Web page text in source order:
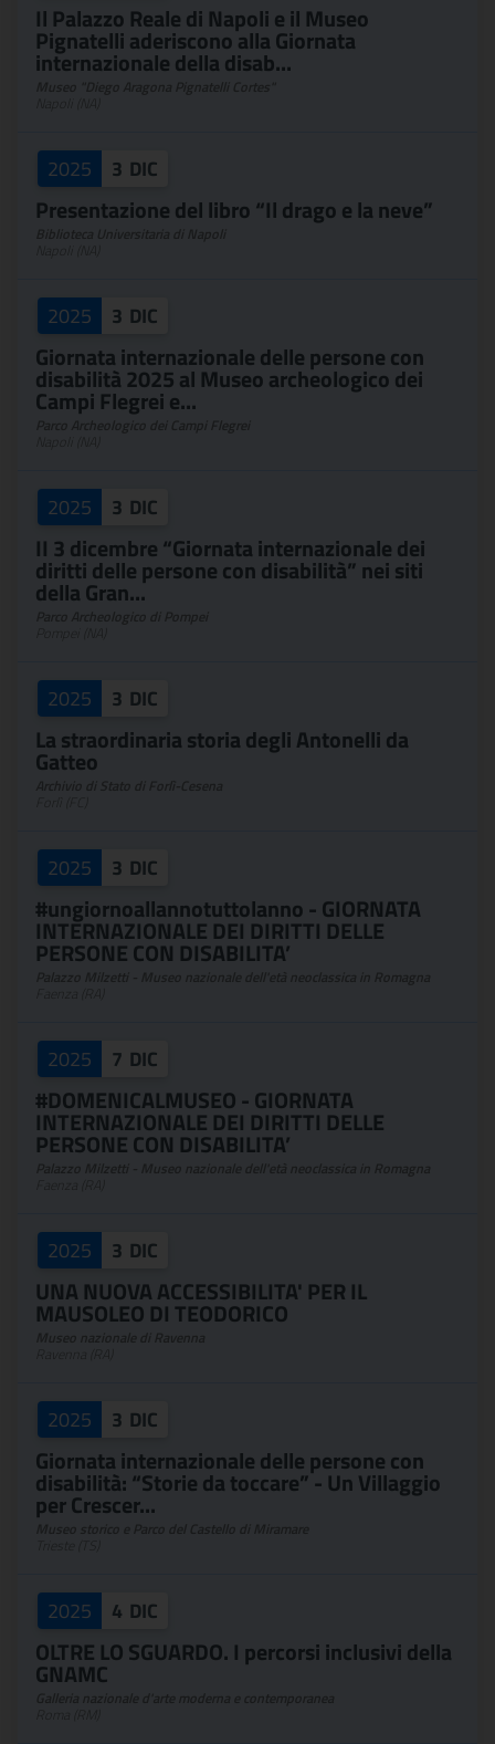
Il Palazzo Reale di Napoli e il Museo
Pignatelli aderiscono alla Giornata
internazionale della disab...
2025 3 DIC
Presentazione del libro “Il drago e la neve”
2025 3 DIC
Giornata internazionale delle persone con
disabilità 2025 al Museo archeologico dei
Campi Flegrei e...
2025 3 DIC
II 3 dicembre “Giornata internazionale dei
diritti delle persone con disabilità” nei siti
della Gran...
2025 3 DIC
La straordinaria storia degli Antonelli da
Gatteo
2025 3 DIC
#ungiornoallannotuttolanno - GIORNATA
INTERNAZIONALE DEI DIRITTI DELLE
PERSONE CON DISABILITA’
2025 7 DIC
#DOMENICALMUSEO - GIORNATA
INTERNAZIONALE DEI DIRITTI DELLE
PERSONE CON DISABILITA’
2025 3 DIC
UNA NUOVA ACCESSIBILITA' PER IL
MAUSOLEO DI TEODORICO
2025 3 DIC
Giornata internazionale delle persone con
disabilità: “Storie da toccare” - Un Villaggio
per Crescer...
2025 4 DIC
OLTRE LO SGUARDO. I percorsi inclusivi della
GNAMC